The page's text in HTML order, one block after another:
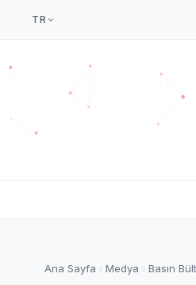
TR
Ana Sayfa Medya Basın